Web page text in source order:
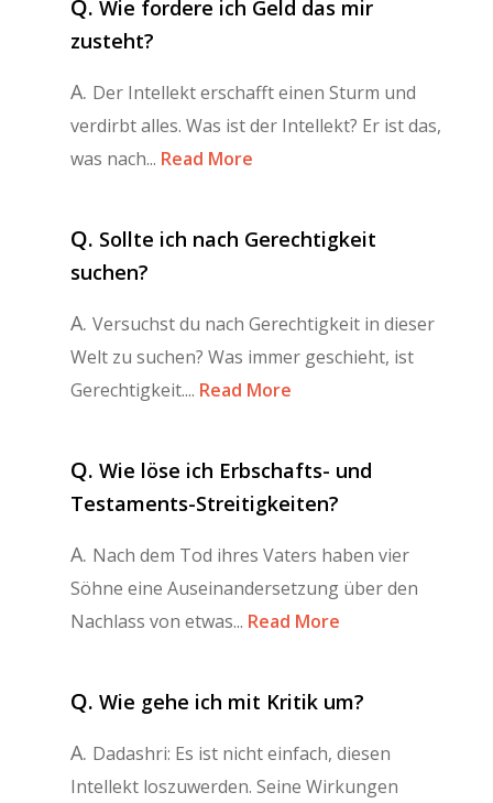
Q. Wie fordere ich Geld das mir
zusteht?
A. Der Intellekt erschafft einen Sturm und
verdirbt alles. Was ist der Intellekt? Er ist das,
was nach... Read More
Q. Sollte ich nach Gerechtigkeit
suchen?
A. Versuchst du nach Gerechtigkeit in dieser
Welt zu suchen? Was immer geschieht, ist
Gerechtigkeit.... Read More
Q. Wie löse ich Erbschafts- und
Testaments-Streitigkeiten?
A. Nach dem Tod ihres Vaters haben vier
Söhne eine Auseinandersetzung über den
Nachlass von etwas... Read More
Q. Wie gehe ich mit Kritik um?
A. Dadashri: Es ist nicht einfach, diesen
Intellekt loszuwerden. Seine Wirkungen